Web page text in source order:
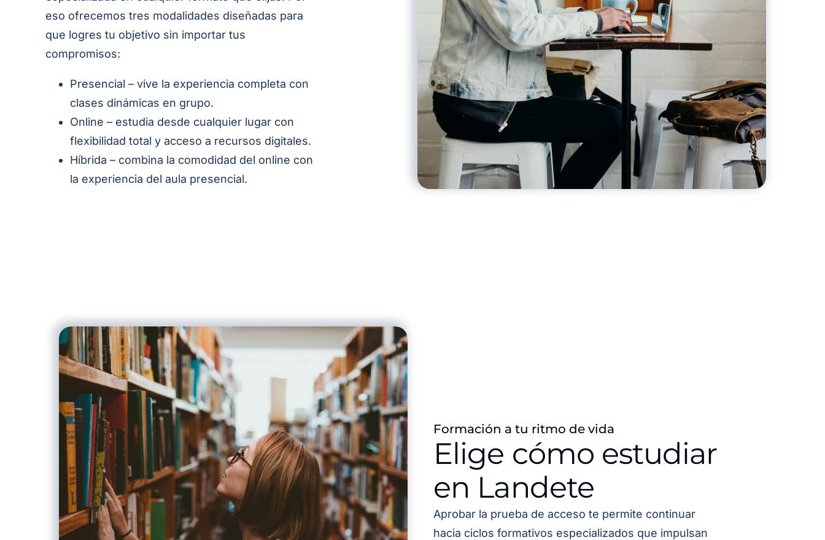
eso ofrecemos tres modalidades diseñadas para
que logres tu objetivo sin importar tus
compromisos:
Presencial – vive la experiencia completa con
clases dinámicas en grupo.
Online – estudia desde cualquier lugar con
flexibilidad total y acceso a recursos digitales.
Híbrida – combina la comodidad del online con
la experiencia del aula presencial.
Formación a tu ritmo de vida
Elige cómo estudiar
en Landete
Aprobar la prueba de acceso te permite continuar
hacia ciclos formativos especializados que impulsan